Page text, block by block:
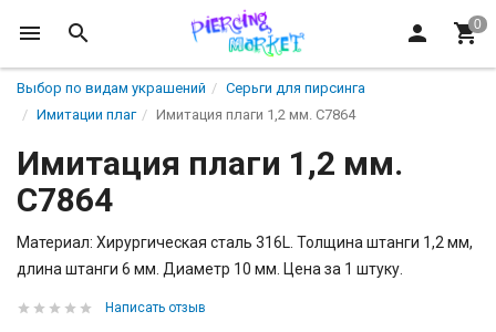
Выбор по видам украшений
Серьги для пирсинга
Имитации плаг
Имитация плаги 1,2 мм. C7864
Имитация плаги 1,2 мм.
C7864
Материал: Хирургическая сталь 316L. Толщина штанги 1,2 мм,
длина штанги 6 мм. Диаметр 10 мм. Цена за 1 штуку.
Написать отзыв